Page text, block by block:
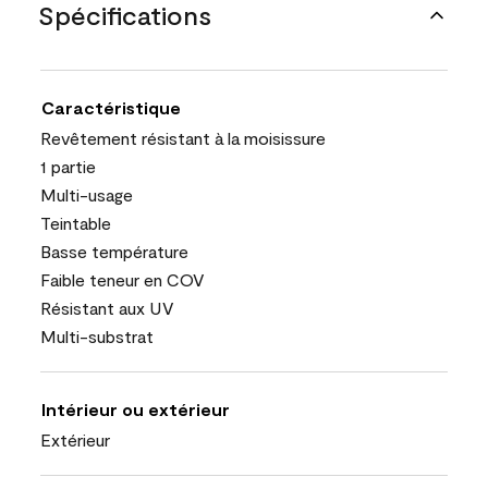
Spécifications
Caractéristique
Revêtement résistant à la moisissure
1 partie
Multi-usage
Teintable
Basse température
Faible teneur en COV
Résistant aux UV
Multi-substrat
Intérieur ou extérieur
Extérieur